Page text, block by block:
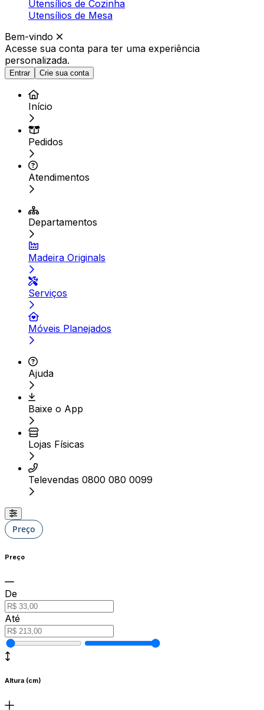
Utensílios de Cozinha
Utensílios de Mesa
Bem-vindo
Acesse sua conta para ter uma experiência
personalizada.
Entrar Crie sua conta
Início
Pedidos
Atendimentos
Departamentos
Madeira Originals
Serviços
Móveis Planejados
Ajuda
Baixe o App
Lojas Físicas
Televendas 0800 080 0099
Preço
Preço
De
Até
Altura (cm)